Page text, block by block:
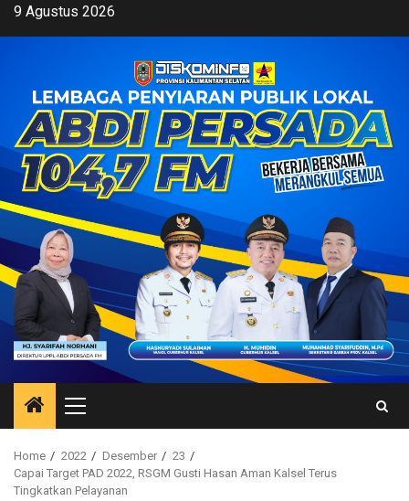
Skip9 Agustus 2026
Primary
Menu
Home 2022 Desember
23
Capai Target PAD 2022, RSGM Gusti Hasan Aman Kalsel Terus
Tingkatkan Pelayanan